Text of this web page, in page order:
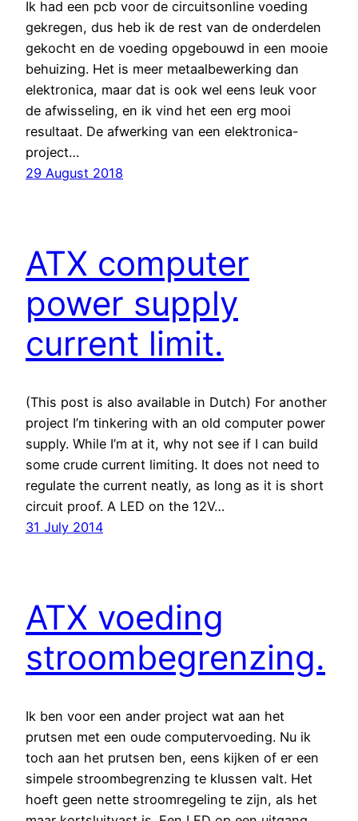
Ik had een pcb voor de circuitsonline voeding
gekregen, dus heb ik de rest van de onderdelen
gekocht en de voeding opgebouwd in een mooie
behuizing. Het is meer metaalbewerking dan
elektronica, maar dat is ook wel eens leuk voor
de afwisseling, en ik vind het een erg mooi
resultaat. De afwerking van een elektronica-
project…
29 August 2018
ATX computer
power supply
current limit.
(This post is also available in Dutch) For another
project I’m tinkering with an old computer power
supply. While I’m at it, why not see if I can build
some crude current limiting. It does not need to
regulate the current neatly, as long as it is short
circuit proof. A LED on the 12V…
31 July 2014
ATX voeding
stroombegrenzing.
Ik ben voor een ander project wat aan het
prutsen met een oude computervoeding. Nu ik
toch aan het prutsen ben, eens kijken of er een
simpele stroombegrenzing te klussen valt. Het
hoeft geen nette stroomregeling te zijn, als het